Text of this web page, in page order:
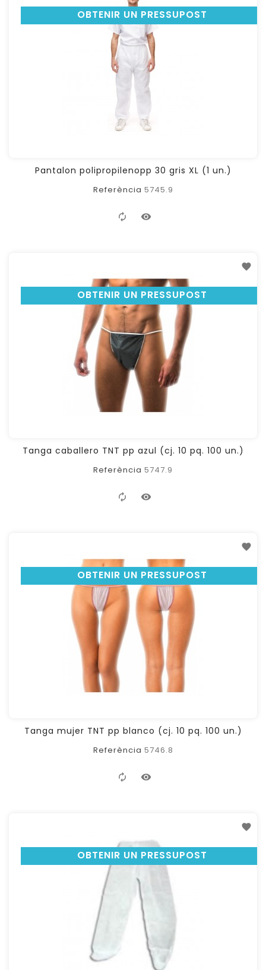
OBTENIR UN PRESSUPOST
Pantalon polipropilenopp 30 gris XL (1 un.)
Referència 5745.9
OBTENIR UN PRESSUPOST
Tanga caballero TNT pp azul (cj. 10 pq. 100 un.)
Referència 5747.9
OBTENIR UN PRESSUPOST
Tanga mujer TNT pp blanco (cj. 10 pq. 100 un.)
Referència 5746.8
OBTENIR UN PRESSUPOST